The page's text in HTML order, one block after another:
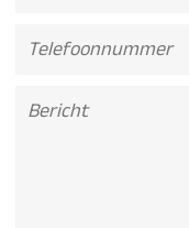
Telefoonnummer
Bericht